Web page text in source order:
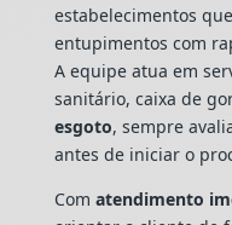
estabelecimentos
entupimentos com
A equipe atua em
sanitário, caixa de
esgoto, sempre
antes de iniciar o
Com atendimento